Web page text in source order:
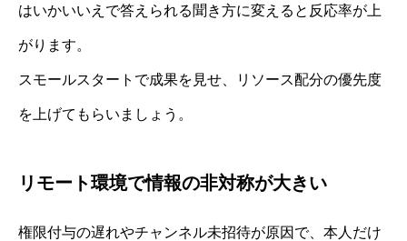
はいかいいえで答えられる聞き方に変えると反応率が上
がります。
スモールスタートで成果を見せ、リソース配分の優先度
を上げてもらいましょう。
リモート環境で情報の非対称が大きい
権限付与の遅れやチャンネル未招待が原因で、本人だけ